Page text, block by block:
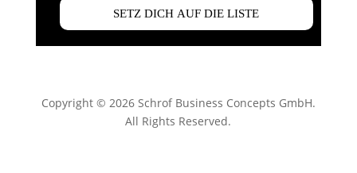
Copyright © 2026 Schrof Business Concepts GmbH.
All Rights Reserved.